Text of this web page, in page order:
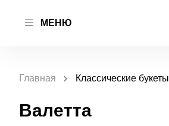
МЕНЮ
Главная Классические букеты
Валетта